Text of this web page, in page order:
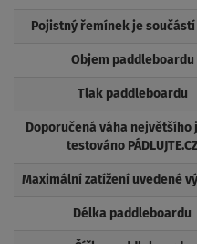
Pojistný řemínek je
Objem paddleboardu
Tlak paddleboardu
Doporučená váha největšího
testováno PÁDLUJTE.CZ
Maximální zatížení uvedené
Délka paddleboardu